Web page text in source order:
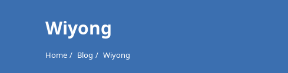
Wiyong
Home Blog Wiyong